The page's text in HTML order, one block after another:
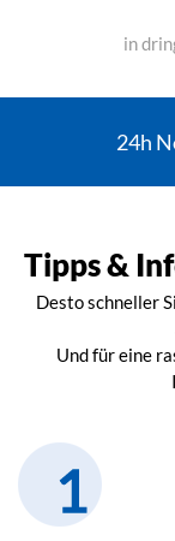
in
24h
Tipps &
Desto schneller
Und für eine